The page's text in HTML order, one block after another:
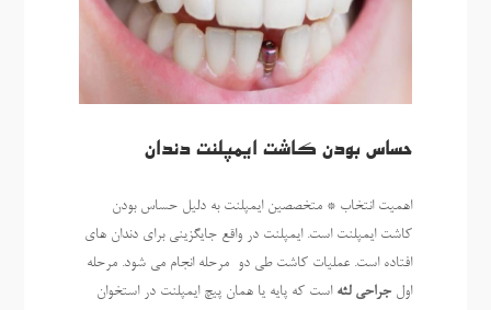
حساس بودن کاشت ایمپلنت دندان
اهمیت انتخاب * متخصصین ایمپلنت به دلیل حساس بودن
کاشت ایمپلنت است. ایمپلنت در واقع جایگزینی برای دندان های
افتاده است. عملیات کاشت طی دو مرحله انجام می شود. مرحله
اول جراحی لثه است که پایه یا همان پیچ ایمپلنت در استخوان